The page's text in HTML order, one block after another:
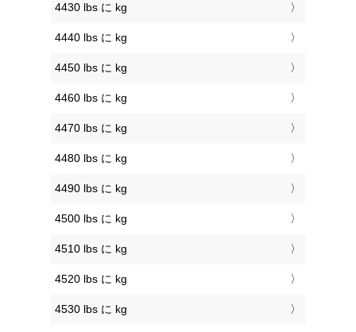
4430 lbs に kg
4440 lbs に kg
4450 lbs に kg
4460 lbs に kg
4470 lbs に kg
4480 lbs に kg
4490 lbs に kg
4500 lbs に kg
4510 lbs に kg
4520 lbs に kg
4530 lbs に kg